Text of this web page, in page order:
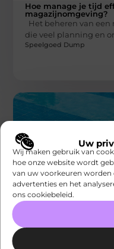
Uw
Wij maken gebruik van
hoe onze website wordt
van uw voorkeuren worden
advertenties en het
ons cookiebeleid.
Hoe manage je tijd
magazijnomgeving?
Het beheren van
die veel planning en
Speelgoed Dump
Hoe beveilig ik mijn
een zorgeloze zomer
mensen genieten
achtertuin.